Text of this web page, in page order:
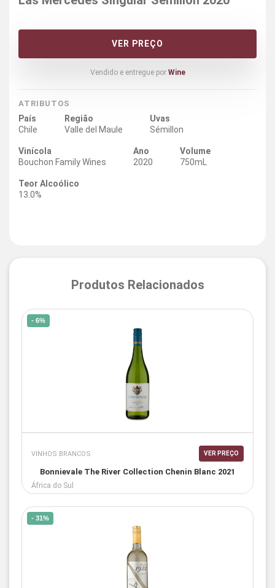
VER PREÇO
Vendido e entregue por Wine
ATRIBUTOS
País
Chile
Região
Valle del Maule
Uvas
Sémillon
Vinícola
Bouchon Family Wines
Ano
2020
Volume
750mL
Teor Alcoólico
13.0%
Produtos Relacionados
- 6%
VINHOS BRANCOS VER PREÇO
Bonnievale The River Collection Chenin Blanc 2021
África do Sul
- 31%